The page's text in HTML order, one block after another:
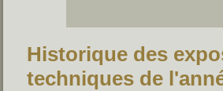
Historique des
techniques de